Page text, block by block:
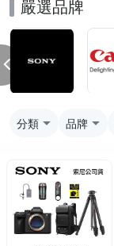
嚴選品牌
分類 品牌